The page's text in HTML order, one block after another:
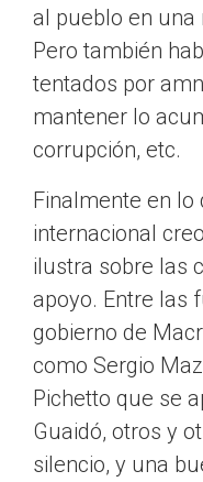
al pueblo en una
Pero también
tentados por
mantener lo
corrupción, etc.
Finalmente en lo
internacional
ilustra sobre las
apoyo. Entre las
gobierno de
como Sergio
Pichetto que se
Guaidó, otros y
silencio, y una